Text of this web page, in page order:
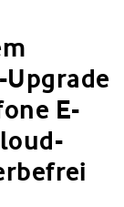
E-